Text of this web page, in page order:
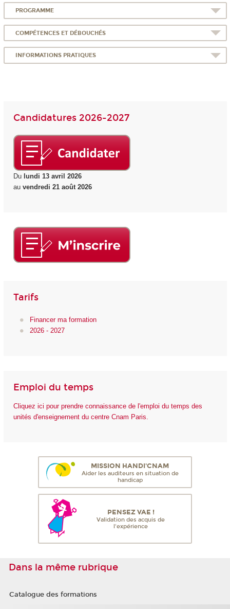
PROGRAMME
COMPÉTENCES ET DÉBOUCHÉS
INFORMATIONS PRATIQUES
Candidatures 2026-2027
Du lundi 13 avril 2026
au vendredi 21 août 2026
Tarifs
Financer ma formation
2026 - 2027
Emploi du temps
Cliquez ici pour prendre connaissance de l'emploi du temps des
unités d'enseignement du centre Cnam Paris.
MISSION HANDI'CNAM
Aider les auditeurs en situation de
handicap
PENSEZ VAE !
Validation des acquis de
l'expérience
Dans la même rubrique
Catalogue des formations